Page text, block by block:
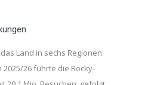
Land in sechs Regionen:
26 führte die Rocky-